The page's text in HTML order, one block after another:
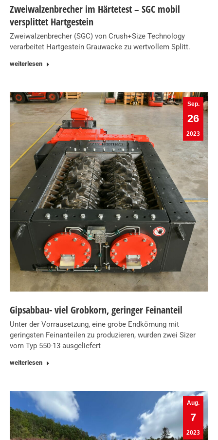
Zweiwalzenbrecher im Härtetest – SGC mobil
versplittet Hartgestein
Zweiwalzenbrecher (SGC) von Crush+Size Technology
verarbeitet Hartgestein Grauwacke zu wertvollem Splitt.
weiterlesen
Sep.
26
2023
Gipsabbau- viel Grobkorn, geringer Feinanteil
Unter der Vorrausetzung, eine grobe Endkörnung mit
geringsten Feinanteilen zu produzieren, wurden zwei Sizer
vom Typ 550-13 ausgeliefert
weiterlesen
Aug.
7
2023